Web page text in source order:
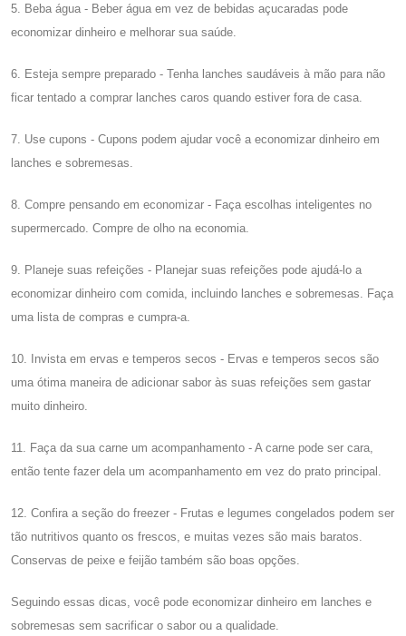
5. Beba água - Beber água em vez de bebidas açucaradas pode
economizar dinheiro e melhorar sua saúde.
6. Esteja sempre preparado - Tenha lanches saudáveis ​​à mão para não
ficar tentado a comprar lanches caros quando estiver fora de casa.
7. Use cupons - Cupons podem ajudar você a economizar dinheiro em
lanches e sobremesas.
8. Compre pensando em economizar - Faça escolhas inteligentes no
supermercado. Compre de olho na economia.
9. Planeje suas refeições - Planejar suas refeições pode ajudá-lo a
economizar dinheiro com comida, incluindo lanches e sobremesas. Faça
uma lista de compras e cumpra-a.
10. Invista em ervas e temperos secos - Ervas e temperos secos são
uma ótima maneira de adicionar sabor às suas refeições sem gastar
muito dinheiro.
11. Faça da sua carne um acompanhamento - A carne pode ser cara,
então tente fazer dela um acompanhamento em vez do prato principal.
12. Confira a seção do freezer - Frutas e legumes congelados podem ser
tão nutritivos quanto os frescos, e muitas vezes são mais baratos.
Conservas de peixe e feijão também são boas opções.
Seguindo essas dicas, você pode economizar dinheiro em lanches e
sobremesas sem sacrificar o sabor ou a qualidade.